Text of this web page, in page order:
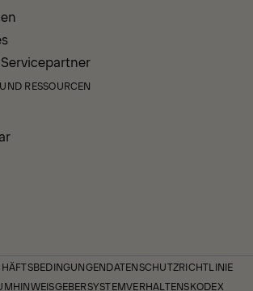
RESSOURCEN
DATENSCHUTZRICHTLINIE
HINWEISGEBERSYSTEMVERHALTENSKODEX